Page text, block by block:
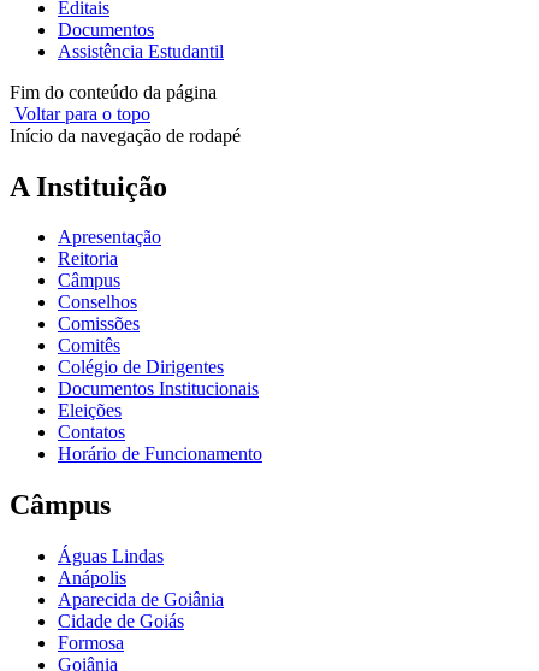
Editais
Documentos
Assistência Estudantil
Fim do conteúdo da página
Voltar para o topo
Início da navegação de rodapé
A Instituição
Apresentação
Reitoria
Câmpus
Conselhos
Comissões
Comitês
Colégio de Dirigentes
Documentos Institucionais
Eleições
Contatos
Horário de Funcionamento
Câmpus
Águas Lindas
Anápolis
Aparecida de Goiânia
Cidade de Goiás
Formosa
Goiânia